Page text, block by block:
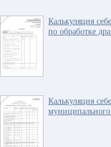
Калькуляция
по обработке
Калькуляция